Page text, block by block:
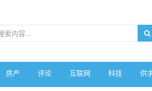
房产 评论 互联网 科技 供